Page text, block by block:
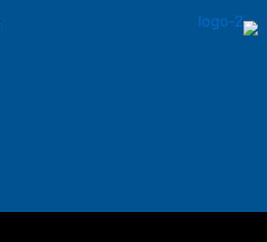
تخطي
إلى